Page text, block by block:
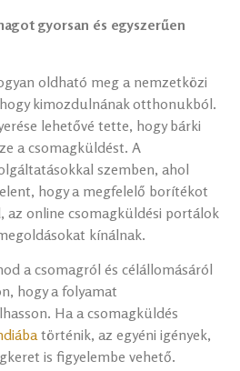
gyorsan és egyszerűen
oldható meg a nemzetközi
kimozdulnának otthonukból.
lehetővé tette, hogy bárki
a csomagküldést. A
szemben, ahol
hogy a megfelelő borítékot
az online csomagküldési portálok
kínálnak.
a csomagról és célállomásáról
hogy a folyamat
Ha a csomagküldés
történik, az egyéni igények,
is figyelembe vehető.